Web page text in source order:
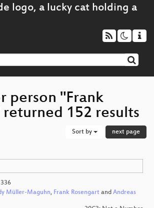
person "Frank
152 results
Sort by next page
336
Müller-Maguhn, Frank Rosengart and Andreas